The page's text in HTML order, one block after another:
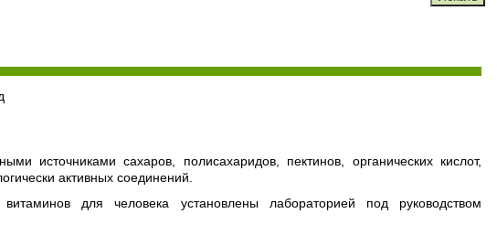
источниками cахаров, полисахаридов, пектинов, органических кислот,
активных соединений.
для человека установлены лабораторией под руководством